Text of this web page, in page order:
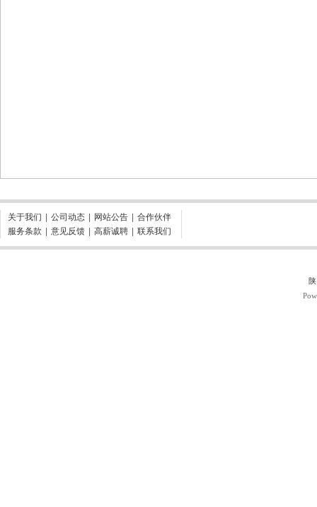
关于我们 公司动态 网站公告
合作伙伴
服务条款
意见反馈 高薪诚聘 联系我们